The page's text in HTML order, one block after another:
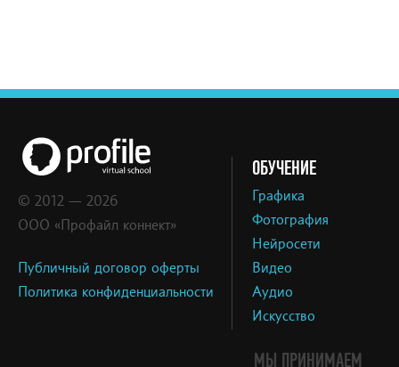
© 2012 — 2026
ООО «Профайл коннект»
Публичный договор оферты
Политика конфиденциальности
ОБУЧЕНИЕ
Графика
Фотография
Нейросети
Видео
Аудио
Искусство
МЫ ПРИНИМАЕМ